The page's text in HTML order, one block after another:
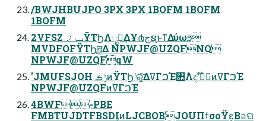
/BWJHBUJPO 3PX 3PX 1BOFM 1BOFM
1BOFM
2VFSZ ݕࡧΫΤϦΛೖྗ͢ΔҰ൪جຊͱͳΔύωϧ
MVDFOFΫΤϦ͕ॻ͚Δ NPWJF@UZQFNQ
NPWJF@UZQFqW
'JMUFSJOH ݱࡏͷΫΤϦʹର͔͔͍ͯͬͯ͠ΔߜΓࠐΈ৚݅Λදࣔ ظؒͷߜΓࠐΈ
NPWJF@UZQFͷߜΓࠐΈ
4BWF-PBE
FMBTUJDTFBSDIͷLJCBOBJOUΠϯσοΫε͔Βอଘ